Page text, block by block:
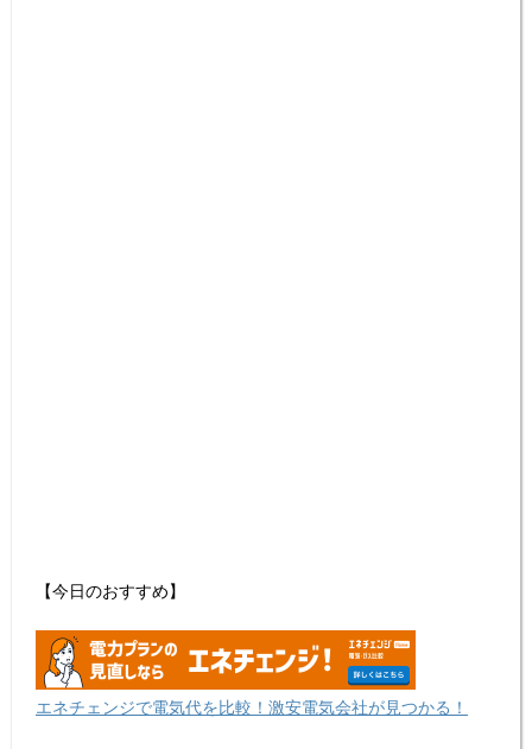
【今日のおすすめ】
エネチェンジで電気代を比較！激安電気会社が見つかる！